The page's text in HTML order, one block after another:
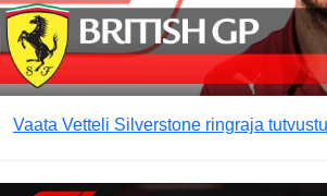
Vaata Vetteli Silverstone ringraja